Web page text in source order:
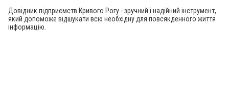
Довідник підприємств Кривого Рогу - зручний і надійний інструмент,
який допоможе відшукати всю необхідну для повсякденного життя
інформацію.